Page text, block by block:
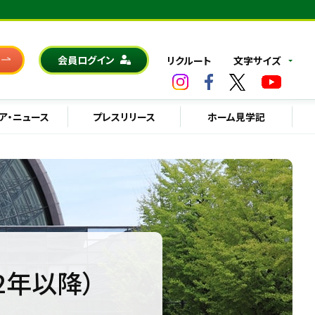
会員ログイン リクルート 文字サイズ
・ニュース プレスリリース ホーム見学記
以降）